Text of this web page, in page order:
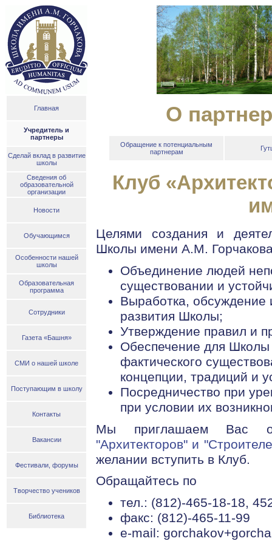
Главная
Учредитель и
партнеры
Сделай вклад в развитие
школы
Сведения об
образовательной
организации
Новости
Обучающимся
Особенности нашей
школы
Образовательная
программа
Сотрудники
Газета «Башня»
СМИ о нашей школе
Поступающим в школу
Контакты
Вакансии
Фестивали, форумы
Творчество учеников
Библиотека
О
Обращение к потенциальным
партнерам
Клуб
Целями создания и
Школы имени А.М.
Объединение людей
существовании и
Выработка, обсуждение
развития Школы;
Утверждение правил и
Обеспечение для Школы
фактического
концепции, традиций и
Посредничество при
при условии их
Мы приглашаем Вас
"Архитекторов" и
желании вступить в Клуб.
Обращайтесь по
тел.: (812)-465-18-18,
факс: (812)-465-11-99
e-mail: